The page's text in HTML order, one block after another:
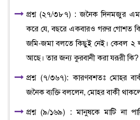
প্রশ্ন (২৭/৩৮৭) : জনৈক দিনমজুর এমন
করে যে, বছরে একবারও গরুর গোশত
জমি-জমা বলতে কিছুই নেই। কেবল ২
আছে। তার জন্য কুরবানী করা যরূরী কি?
প্রশ্ন (৭/৩৬৭): কারণবশতঃ মোহর
জনৈক ব্যক্তি বললেন, মোহর বাকী
প্রশ্ন (৯/১৬৯) : মানুষকে মাটি না